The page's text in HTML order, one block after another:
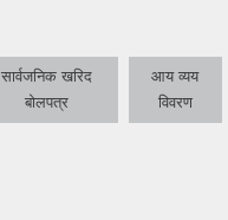
सार्वजनिक खरिद
बोलपत्र
आय व्यय
विवरण